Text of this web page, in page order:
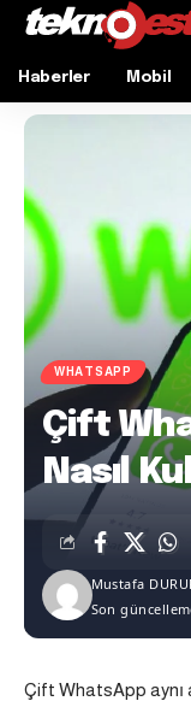
Haberler Mobil
WHATSAPP
Çift
Nasıl
Son
Mustafa
Çift WhatsApp aynı